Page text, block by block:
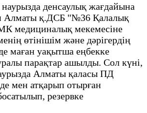
денсаулық жағдайына
Алматы қ.ДСБ "№36 Қалалық
медициналық мекемесіне
өтінішім және дәрігердің
маған уақытша еңбекке
парақтар ашылды. Сол күні,
Алматы қаласы ПД
мен атқарып отырған
резервке